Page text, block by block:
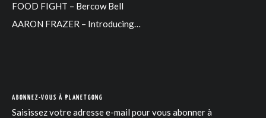
FOOD FIGHT – Bercow Bell
AARON FRAZER – Introducing…
ABONNEZ-VOUS À PLANETGONG
Saisissez votre adresse e-mail pour vous abonner à